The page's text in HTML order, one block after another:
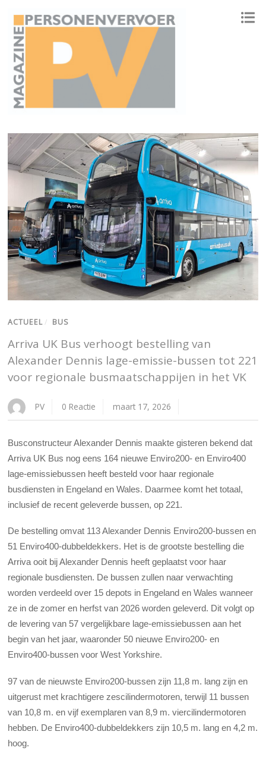
ACTUEEL / BUS
Arriva UK Bus verhoogt bestelling van
Alexander Dennis lage-emissie-bussen tot 221
voor regionale busmaatschappijen in het VK
PV 0 Reactie maart 17, 2026
Busconstructeur Alexander Dennis maakte gisteren bekend dat
Arriva UK Bus nog eens 164 nieuwe Enviro200- en Enviro400
lage-emissiebussen heeft besteld voor haar regionale
busdiensten in Engeland en Wales. Daarmee komt het totaal,
inclusief de recent geleverde bussen, op 221.
De bestelling omvat 113 Alexander Dennis Enviro200-bussen en
51 Enviro400-dubbeldekkers. Het is de grootste bestelling die
Arriva ooit bij Alexander Dennis heeft geplaatst voor haar
regionale busdiensten. De bussen zullen naar verwachting
worden verdeeld over 15 depots in Engeland en Wales wanneer
ze in de zomer en herfst van 2026 worden geleverd. Dit volgt op
de levering van 57 vergelijkbare lage-emissiebussen aan het
begin van het jaar, waaronder 50 nieuwe Enviro200- en
Enviro400-bussen voor West Yorkshire.
97 van de nieuwste Enviro200-bussen zijn 11,8 m. lang zijn en
uitgerust met krachtigere zescilindermotoren, terwijl 11 bussen
van 10,8 m. en vijf exemplaren van 8,9 m. viercilindermotoren
hebben. De Enviro400-dubbeldekkers zijn 10,5 m. lang en 4,2 m.
hoog.